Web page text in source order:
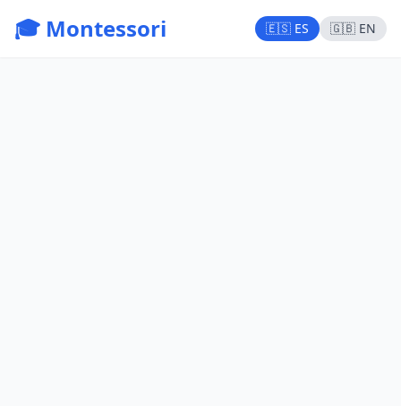
🎓 Montessori 🇪🇸 ES 🇬🇧 EN